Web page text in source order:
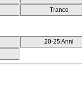
Trance
20-25 Anni